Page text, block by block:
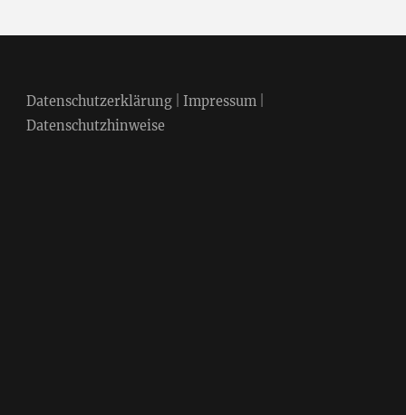
Datenschutzerklärung| Impressum|
Datenschutzhinweise